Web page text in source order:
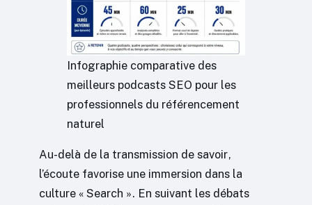
Infographie comparative des
meilleurs podcasts SEO pour les
professionnels du référencement
naturel
Au-delà de la transmission de savoir,
l’écoute favorise une immersion dans la
culture « Search ». En suivant les débats